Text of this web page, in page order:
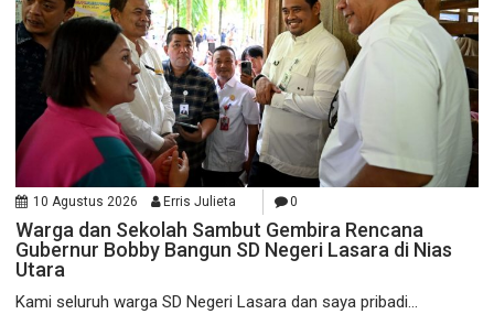
10 Agustus 2026 Erris Julieta 0
Warga dan Sekolah Sambut Gembira Rencana
Gubernur Bobby Bangun SD Negeri Lasara di Nias
Utara
Kami seluruh warga SD Negeri Lasara dan saya pribadi...